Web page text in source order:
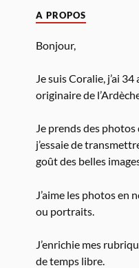
A PROPOS
Bonjour,
Je suis Coralie, j’ai
originaire de
Je prends des
j’essaie de
goût des belles
J’aime les photos en
ou portraits.
J’enrichie mes
de temps libre.